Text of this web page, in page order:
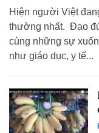
Hiện người Việt
thường nhất. Đạo
cùng những sự
như giáo dục, y tế...